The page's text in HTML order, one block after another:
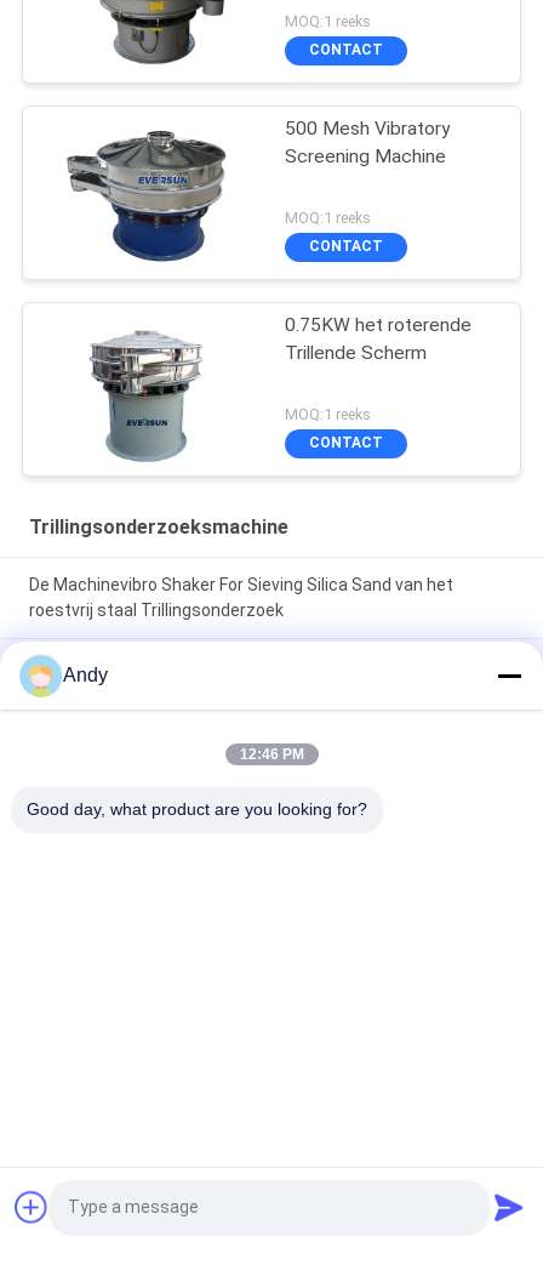
MOQ:1 reeks
CONTACT
500 Mesh Vibratory
Screening Machine
MOQ:1 reeks
CONTACT
0.75KW het roterende
Trillende Scherm
MOQ:1 reeks
CONTACT
Trillingsonderzoeksmachine
De Machinevibro Shaker For Sieving Silica Sand van het
roestvrij staal Trillingsonderzoek
Trilzeefmachine die gebruik maakt van
spiraalpatroonmateriaalbeweging op het schermoppervlak
voor scheiding van fijne en grove materialen
Vibrerende Zeefmachine met Driedimensionale
Poedervormige Materialen
Poeder Die Machine
Zeven
Vraag een offerte aan
Andy
12:46 PM
Good day, what product are you looking for?